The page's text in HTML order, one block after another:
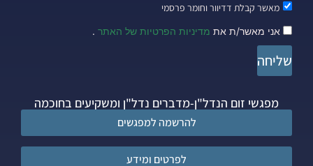
מאשר קבלת דדיוור וחומר פרסמי
אני מאשר/ת את מדיניות הפרטיות של האתר .
שליחה
מפגשי זום הנדל"ן-מדברים נדל"ן ומשקיעים בחוכמה
להרשמה למפגשים
לפרטים ומידע